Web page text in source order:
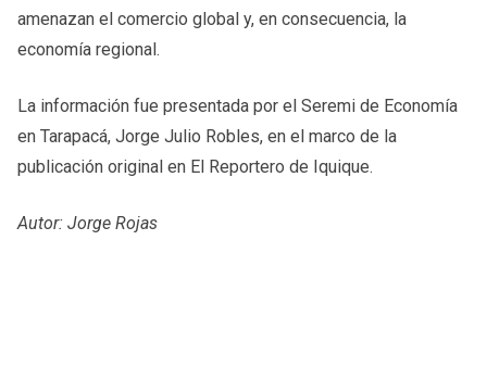
amenazan el comercio global y, en consecuencia, la
economía regional.
La información fue presentada por el Seremi de Economía
en Tarapacá, Jorge Julio Robles, en el marco de la
publicación original en El Reportero de Iquique.
Autor: Jorge Rojas